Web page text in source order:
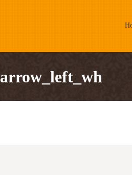
arrow_left_wh